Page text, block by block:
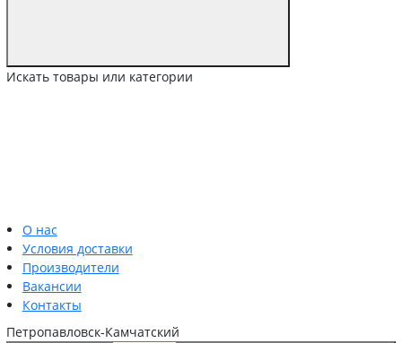
Искать товары или категории
О нас
Условия доставки
Производители
Вакансии
Контакты
Петропавловск-Камчатский